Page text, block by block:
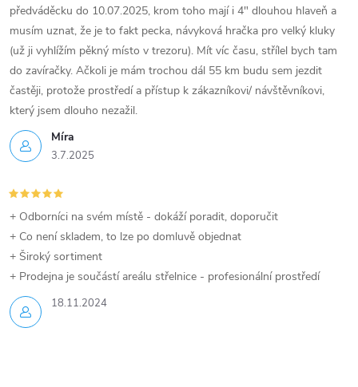
Míra
3.7.2025
předváděcku do 10.07.2025, krom toho mají i 4" dlouhou hlaveň a
musím uznat, že je to fakt pecka, návyková hračka pro velký kluky
(už ji vyhlížím pěkný místo v trezoru). Mít víc času, střílel bych tam
do zavíračky. Ačkoli je mám trochou dál 55 km budu sem jezdit
častěji, protože prostředí a přístup k zákazníkovi/ návštěvníkovi,
který jsem dlouho nezažil.
18.11.2024
+ Odborníci na svém místě - dokáží poradit, doporučit
+ Co není skladem, to lze po domluvě objednat
+ Široký sortiment
+ Prodejna je součástí areálu střelnice - profesionální prostředí